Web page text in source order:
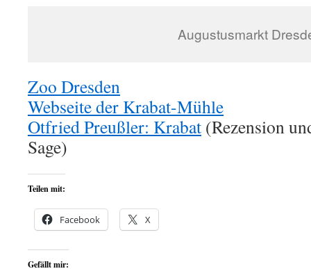
Augustusmarkt
Zoo Dresden
Webseite der Krabat-Mühle
Otfried Preußler: Krabat (Rezension
Sage)
Teilen mit:
Facebook X
Gefällt mir: